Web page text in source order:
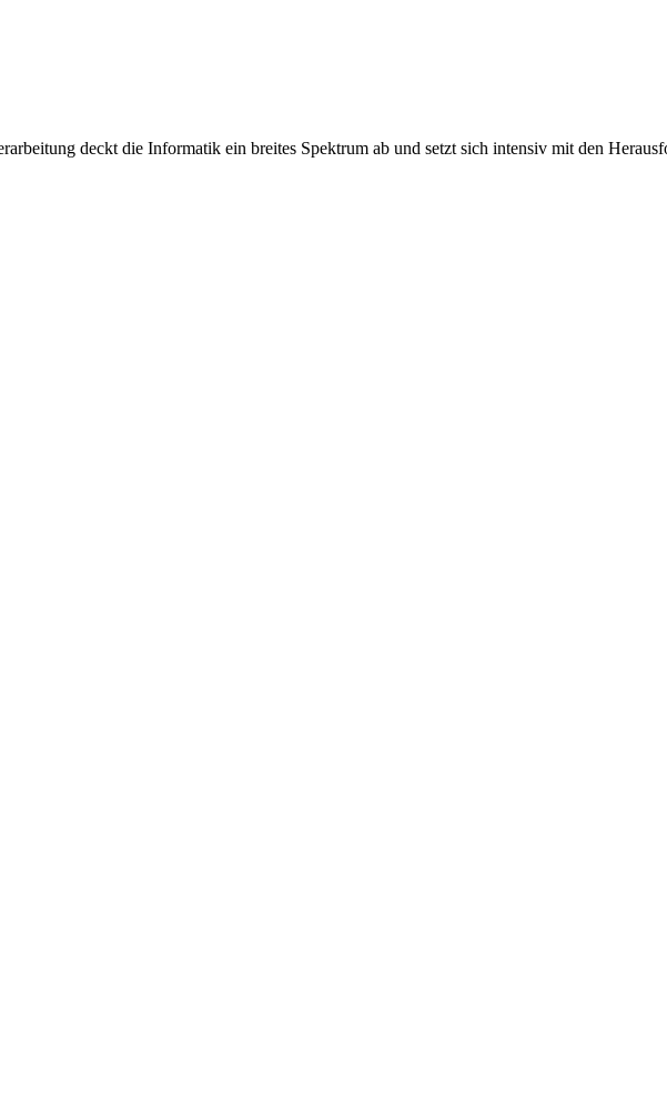
deckt die Informatik ein breites Spektrum ab und setzt sich intensiv mit den